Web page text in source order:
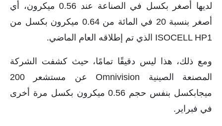
لديها أصغر بكسل في الصناعة عند 0.56 ميكرون، أي
أصغر بنسبة 20 في المائة من 0.64 ميكرون بكسل من
ISOCELL HP1 الذي تم إطلاقه العام الماضي.
ومع ذلك، هذا ليس دقيقًا تمامًا، حيث كشفت الشركة
المصنعة الصينية Omnivision عن مستشعر 200
ميجابكسل بنفس حجم 0.56 ميكرون بكسل مرة أخرى
في فبراير.